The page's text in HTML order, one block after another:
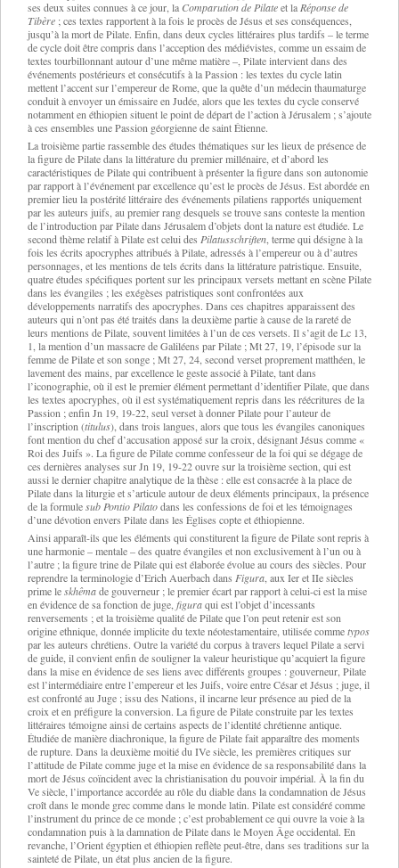
ses deux suites connues à ce jour, la Comparution de Pilateet la Réponse de
Tibère ; ces textes rapportent à la fois le procès de Jésus et ses conséquences,
jusqu’à la mort de Pilate. Enfin, dans deux cycles littéraires plus tardifs – le terme
de cycle doit être compris dans l’acception des médiévistes, comme un essaim de
textes tourbillonnant autour d’une même matière –, Pilate intervient dans des
événements postérieurs et consécutifs à la Passion : les textes du cycle latin
mettent l’accent sur l’empereur de Rome, que la quête d’un médecin thaumaturge
conduit à envoyer un émissaire en Judée, alors que les textes du cycle conservé
notamment en éthiopien situent le point de départ de l’action à Jérusalem ; s’ajoute
à ces ensembles une Passion géorgienne de saint Étienne.
La troisième partie rassemble des études thématiques sur les lieux de présence de
la figure de Pilate dans la littérature du premier millénaire, et d’abord les
caractéristiques de Pilate qui contribuent à présenter la figure dans son autonomie
par rapport à l’événement par excellence qu’est le procès de Jésus. Est abordée en
premier lieu la postérité littéraire des événements pilatiens rapportés uniquement
par les auteurs juifs, au premier rang desquels se trouve sans conteste la mention
de l’introduction par Pilate dans Jérusalem d’objets dont la nature est étudiée. Le
second thème relatif à Pilate est celui des Pilatusschriften , terme qui désigne à la
fois les écrits apocryphes attribués à Pilate, adressés à l’empereur ou à d’autres
personnages, et les mentions de tels écrits dans la littérature patristique. Ensuite,
quatre études spécifiques portent sur les principaux versets mettant en scène Pilate
dans les évangiles ; les exégèses patristiques sont confrontées aux
développements narratifs des apocryphes. Dans ces chapitres apparaissent des
auteurs qui n’ont pas été traités dans la deuxième partie à cause de la rareté de
leurs mentions de Pilate, souvent limitées à l’un de ces versets. Il s’agit de Lc 13,
1, la mention d’un massacre de Galiléens par Pilate ; Mt 27, 19, l’épisode sur la
femme de Pilate et son songe ; Mt 27, 24, second verset proprement matthéen, le
lavement des mains, par excellence le geste associé à Pilate, tant dans
l’iconographie, où il est le premier élément permettant d’identifier Pilate, que dans
les textes apocryphes, où il est systématiquement repris dans les réécritures de la
Passion ; enfin Jn 19, 19-22, seul verset à donner Pilate pour l’auteur de
l’inscription (titulus), dans trois langues, alors que tous les évangiles canoniques
font mention du chef d’accusation apposé sur la croix, désignant Jésus comme «
Roi des Juifs ». La figure de Pilate comme confesseur de la foi qui se dégage de
ces dernières analyses sur Jn 19, 19-22 ouvre sur la troisième section, qui est
aussi le dernier chapitre analytique de la thèse : elle est consacrée à la place de
Pilate dans la liturgie et s’articule autour de deux éléments principaux, la présence
de la formulesub Pontio Pilatodans les confessions de foi et les témoignages
d’une dévotion envers Pilate dans les Églises copte et éthiopienne.
Ainsi apparaît-ils que les éléments qui constiturent la figure de Pilate sont repris à
une harmonie – mentale – des quatre évangiles et non exclusivement à l’un ou à
l’autre ; la figure trine de Pilate qui est élaborée évolue au cours des siècles. Pour
reprendre la terminologie d’Erich Auerbach dans Figura , aux Ier et IIe siècles
prime leskhêmade gouverneur ; le premier écart par rapport à celui-ci est la mise
en évidence de sa fonction de juge, figuraqui est l’objet d’incessants
renversements ; et la troisième qualité de Pilate que l’on peut retenir est son
origine ethnique, donnée implicite du texte néotestamentaire, utilisée commetypos
par les auteurs chrétiens. Outre la variété du corpus à travers lequel Pilate a servi
de guide, il convient enfin de souligner la valeur heuristique qu’acquiert la figure
dans la mise en évidence de ses liens avec différents groupes : gouverneur, Pilate
est l’intermédiaire entre l’empereur et les Juifs, voire entre César et Jésus ; juge, il
est confronté au Juge ; issu des Nations, il incarne leur présence au pied de la
croix et en préfigure la conversion. La figure de Pilate construite par les textes
littéraires témoigne ainsi de certains aspects de l’identité chrétienne antique.
Étudiée de manière diachronique, la figure de Pilate fait apparaître des moments
de rupture. Dans la deuxième moitié du IVe siècle, les premières critiques sur
l’attitude de Pilate comme juge et la mise en évidence de sa responsabilité dans la
mort de Jésus coïncident avec la christianisation du pouvoir impérial. À la fin du
Ve siècle, l’importance accordée au rôle du diable dans la condamnation de Jésus
croît dans le monde grec comme dans le monde latin. Pilate est considéré comme
l’instrument du prince de ce monde ; c’est probablement ce qui ouvre la voie à la
condamnation puis à la damnation de Pilate dans le Moyen Âge occidental. En
revanche, l’Orient égyptien et éthiopien reflète peut-être, dans ses traditions sur la
sainteté de Pilate, un état plus ancien de la figure.